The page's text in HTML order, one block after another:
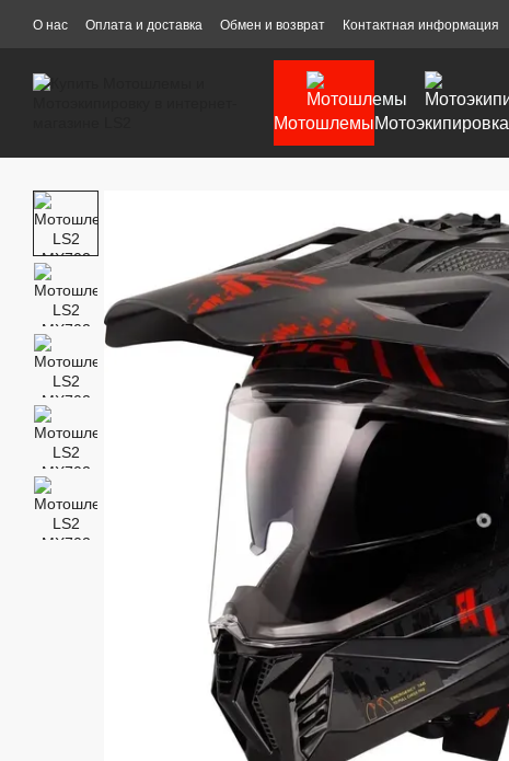
Перейти к основному контенту
О нас Оплата и доставка Обмен и возврат Контактная информация
МотошлемыМотоэкипировка